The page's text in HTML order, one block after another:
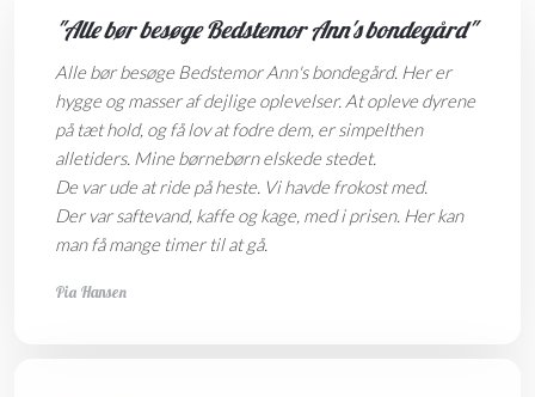
"Alle bør besøge Bedstemor Ann's bondegård"
Alle bør besøge Bedstemor Ann's bondegård. Her er
hygge og masser af dejlige oplevelser. At opleve dyrene
på tæt hold, og få lov at fodre dem, er simpelthen
alletiders. Mine børnebørn elskede stedet.
De var ude at ride på heste. Vi havde frokost med.
Der var saftevand, kaffe og kage, med i prisen. Her kan
man få mange timer til at gå.
Pia Hansen